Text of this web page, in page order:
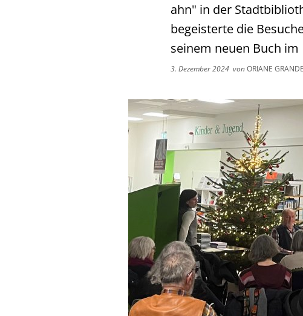
ahn" in der
begeisterte die
seinem neuen Buch
3. Dezember 2024 vonORIANE